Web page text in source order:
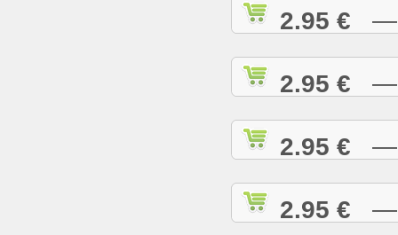
2.95 € —
2.95 € —
2.95 € —
2.95 € —